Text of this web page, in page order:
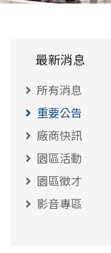
最新消息
所有消息
重要公告
廠商快訊
園區活動
園區徵才
影音專區